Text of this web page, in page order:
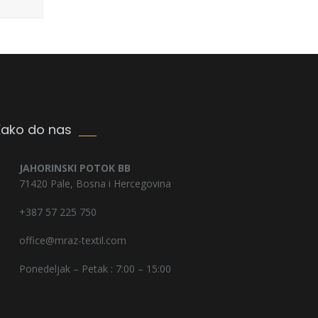
do nas
JAHORINSKI POTOK BB
71420 Pale, Bosna i Hercegovina
+387 57 225 750
office@mraz-textil.com
Ponedeljak – Petak : 7:00 – 15:00